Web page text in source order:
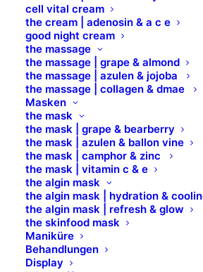
cell vital cream
the cream | adenosin & a c e
good night cream
the massage
the massage | grape & almond
the massage | azulen & jojoba
the massage | collagen & dmae
Masken
the mask
the mask | grape & bearberry
the mask | azulen & ballon vine
the mask | camphor & zinc
the mask | vitamin c & e
the algin mask
the algin mask | hydration &
the algin mask | refresh & glow
the skinfood mask
Maniküre
Behandlungen
Display
mit besonders milder und
unterstreichen und intensivieren
Augen dauerhaft. Hochwertige
eine gleichmäßig, natürlich
Ansatz bis in die Spitzen, die bis zu
hält. COMBINAL Farben verleihen
ausdrucksstarke Augen! Die
und intensiver. Augenbrauen
Definition und Form.